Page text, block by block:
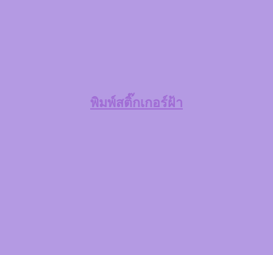
พิมพ์สติ๊กเกอร์ฝ้า